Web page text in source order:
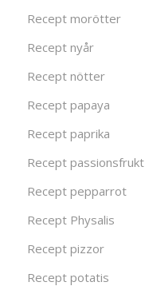
Recept morötter
Recept nyår
Recept nötter
Recept papaya
Recept paprika
Recept passionsfrukt
Recept pepparrot
Recept Physalis
Recept pizzor
Recept potatis